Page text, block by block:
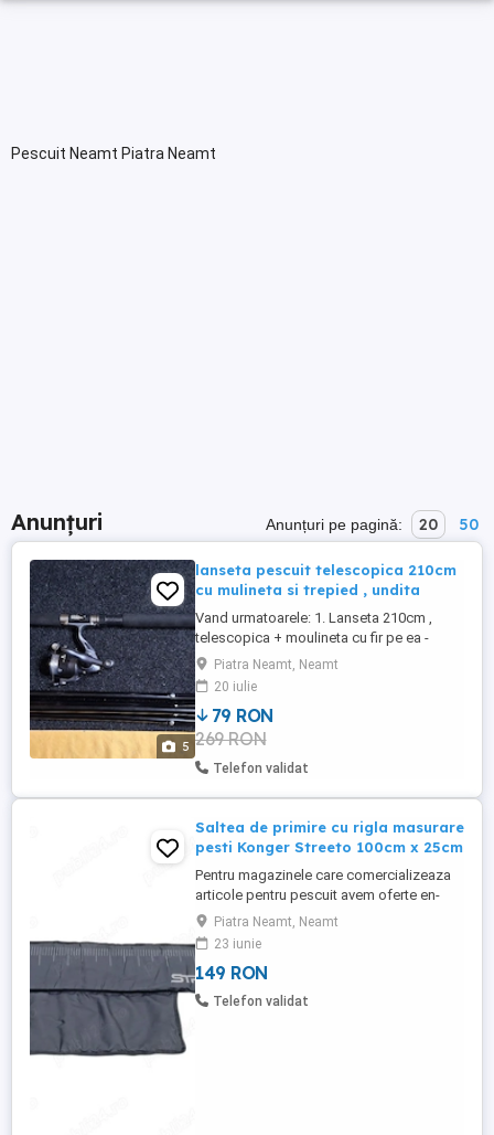
Pescuit Neamt Piatra Neamt
Anunțuri Anunțuri pe pagină: 20 50
5
lanseta pescuit telescopica 210cm
cu mulineta si trepied , undita
Vand urmatoarele: 1. Lanseta 210cm ,
telescopica + moulineta cu fir pe ea -
169ron 2. Trepied ptr lanseta , telescopic
pana la 210cm - 79ron 3. Amandoua la
pachet - 229ron. Produse , ca noi. Trimit in
tara doar cu plata totala in cont bancar.
NU TRIMIR CU RAMBURS. Transport
curier de la 30ron.
Piatra Neamt, Neamt
20 iulie
79 RON
269 RON
Telefon validat
Saltea de primire cu rigla masurare
pesti Konger Streeto 100cm x 25cm
Pentru magazinele care comercializeaza
articole pentru pescuit avem oferte en-
gross (contactati-ne pentru mai multe
detalii) Produsul este NOU! Pretul este
pentru o singura bucata (mai multe bucati
disponibile) Pretul este fix! Fara schimburi
! Produsul vine insotit de factura ! Verificati
Piatra Neamt, Neamt
23 iunie
149 RON
Telefon validat